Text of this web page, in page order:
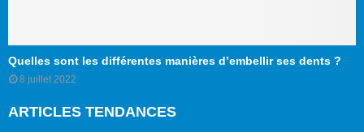
Quelles sont les différentes manières d’embellir ses dents ?
8 juillet 2022
ARTICLES TENDANCES